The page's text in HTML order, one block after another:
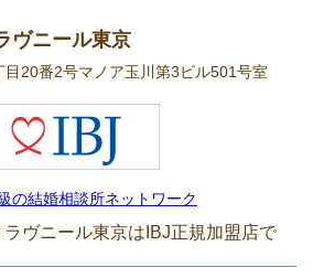
ヴニール東京
20番2号マノア玉川第3ビル501号室
の結婚相談所ネットワーク
ヴニール東京はIBJ正規加盟店で